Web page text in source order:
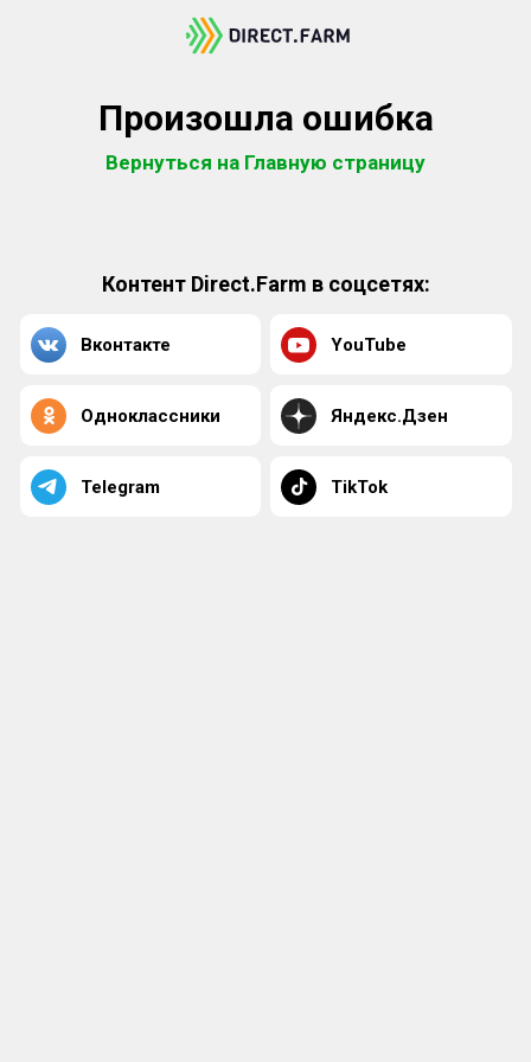
Произошла ошибка
Вернуться на Главную страницу
Контент Direct.Farm в соцсетях:
Вконтакте YouTube
Одноклассники Яндекс.Дзен
Telegram TikTok